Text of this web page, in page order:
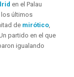
en el Palau
los últimos
de mirótico,
partido en el que
igualando